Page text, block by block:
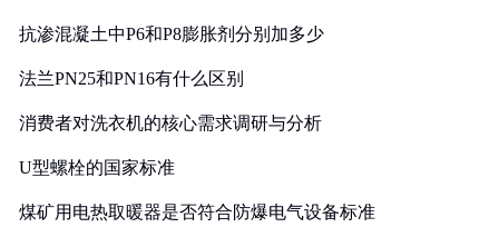
抗渗混凝土中P6和P8膨胀剂分别加多少
法兰PN25和PN16有什么区别
消费者对洗衣机的核心需求调研与分析
U型螺栓的国家标准
煤矿用电热取暖器是否符合防爆电气设备标准